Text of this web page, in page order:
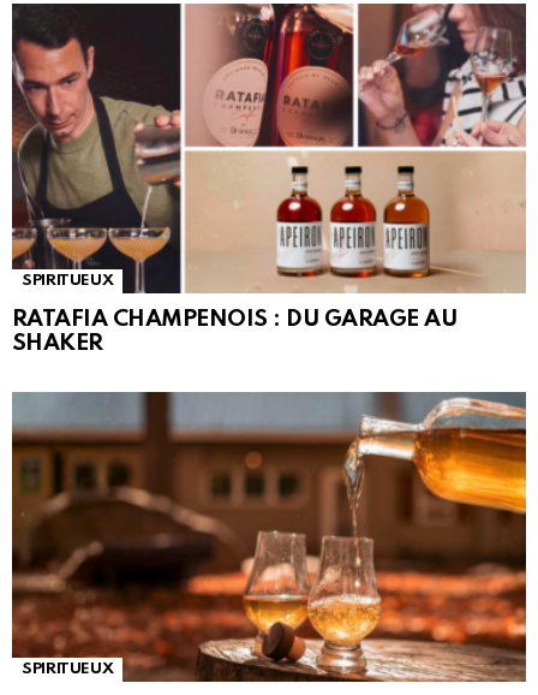
SPIRITUEUX
RATAFIA CHAMPENOIS : DU GARAGE AU
SHAKER
SPIRITUEUX